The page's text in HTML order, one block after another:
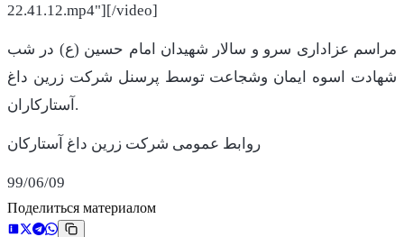
22.41.12.mp4"][/video]
مراسم عزاداری سرو و سالار شهیدان امام حسین (ع) در شب
شهادت اسوه ایمان وشجاعت توسط پرسنل شرکت زرین داغ
آستارکاران.
روابط عمومی شرکت زرین داغ آستارکان
99/06/09
Поделиться материалом